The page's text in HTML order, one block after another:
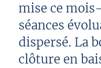
mise ce
séances
dispersé. La
clôture en